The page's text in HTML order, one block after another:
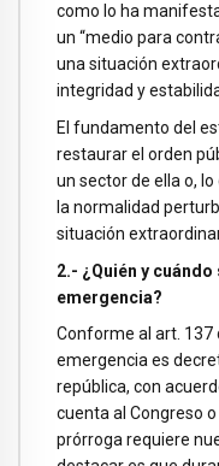
como lo ha
un “medio para
una situación
integridad y
El fundamento del
restaurar el orden
un sector de ella o,
la normalidad
situación
2.- ¿Quién y
emergencia?
Conforme al art. 137
emergencia es
república, con
cuenta al Congreso
prórroga requiere